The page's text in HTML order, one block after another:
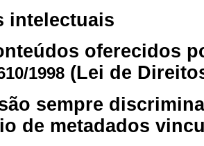
intelectuais
oferecidos
1998 (Lei de
sempre
de metadados